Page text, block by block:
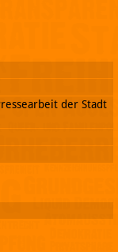
der Stadt